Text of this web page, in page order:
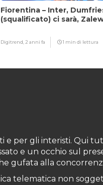
Fiorentina – Inter,
(squalificato) ci sarà,
Digitrend,2 anni fa 1 min di lettura
e per gli interisti. Qui
e un occhio sul
gufata alla
telematica non